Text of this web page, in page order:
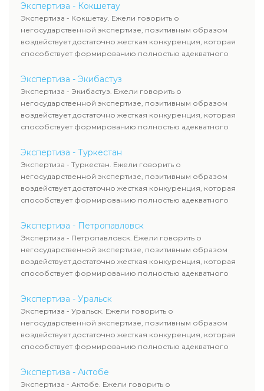
Экспертиза - Кокшетау
Экспертиза - Кокшетау. Ежели говорить о
негосударственной экспертизе, позитивным образом
воздействует достаточно жесткая конкуренция, которая
способствует формированию полностью адекватного
Экспертиза - Экибастуз
Экспертиза - Экибастуз. Ежели говорить о
негосударственной экспертизе, позитивным образом
воздействует достаточно жесткая конкуренция, которая
способствует формированию полностью адекватного
Экспертиза - Туркестан
Экспертиза - Туркестан. Ежели говорить о
негосударственной экспертизе, позитивным образом
воздействует достаточно жесткая конкуренция, которая
способствует формированию полностью адекватного
Экспертиза - Петропавловск
Экспертиза - Петропавловск. Ежели говорить о
негосударственной экспертизе, позитивным образом
воздействует достаточно жесткая конкуренция, которая
способствует формированию полностью адекватного
Экспертиза - Уральск
Экспертиза - Уральск. Ежели говорить о
негосударственной экспертизе, позитивным образом
воздействует достаточно жесткая конкуренция, которая
способствует формированию полностью адекватного
Экспертиза - Актобе
Экспертиза - Актобе. Ежели говорить о